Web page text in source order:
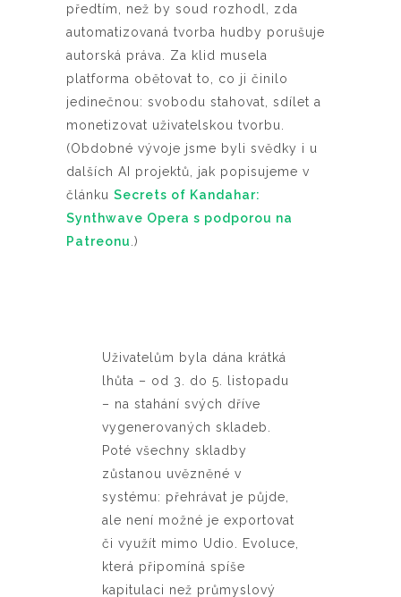
předtím, než by soud rozhodl, zda
automatizovaná tvorba hudby porušuje
autorská práva. Za klid musela
platforma obětovat to, co ji činilo
jedinečnou: svobodu stahovat, sdílet a
monetizovat uživatelskou tvorbu.
(Obdobné vývoje jsme byli svědky i u
dalších AI projektů, jak popisujeme v
článku Secrets of Kandahar:
Synthwave Opera s podporou na
Patreonu .)
Uživatelům byla dána krátká
lhůta – od 3. do 5. listopadu
– na stahání svých dříve
vygenerovaných skladeb.
Poté všechny skladby
zůstanou uvězněné v
systému: přehrávat je půjde,
ale není možné je exportovat
či využít mimo Udio. Evoluce,
která připomíná spíše
kapitulaci než průmyslový